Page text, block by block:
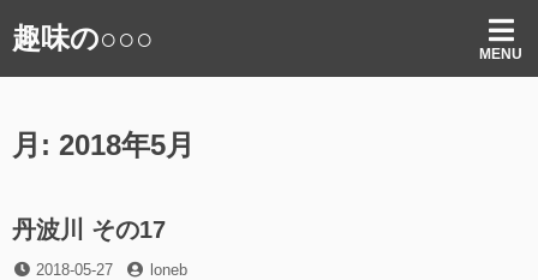
ン
ッ
趣味の○○○ MENU
月: 2018年5月
丹波川 その17
投
2018-05-27
投loneb